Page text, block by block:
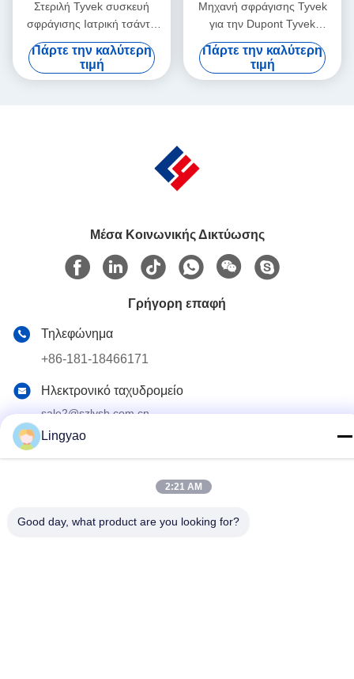
Στεριλή Tyvek συσκευή
σφράγισης Ιατρική τσάντα
Σφράγιση συσκευασία PETG
Πάρτε την καλύτερη
τιμή
Μηχανή σφράγισης Tyvek
για την Dupont Tyvek
Σφράγιση με ιατρικά πακέτα
με φυσαλίδες
Πάρτε την καλύτερη
τιμή
Μέσα Κοινωνικής Δικτύωσης
Γρήγορη επαφή
Τηλεφώνημα
+86-181-18466171
Ηλεκτρονικό ταχυδρομείο
sale2@szlysb.com.cn
Διεύθυνση
Πολιτική απορρήτου|Χάρτης ιστοσελίδας
Lingyao
2:21 AM
Good day, what product are you looking for?